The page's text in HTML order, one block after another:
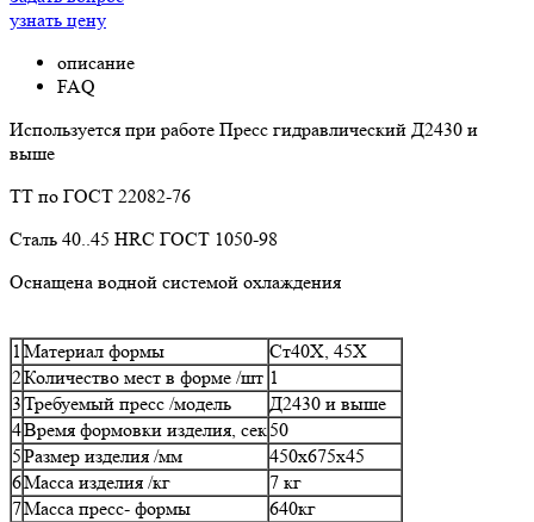
узнать цену
описание
FAQ
Используется при работе Пресс гидравлический Д2430 и
выше
ТТ по ГОСТ 22082-76
Сталь 40..45 HRC ГОСТ 1050-98
Оснащена водной системой охлаждения
1 Материал формы
Ст40Х, 45Х
2Количество мест в форме /шт 1
3Требуемый пресс /модель
Д2430 и выше
4Время формовки изделия, сек50
5Размер изделия /мм
450х675х45
6Масса изделия /кг
7 кг
7Масса пресс- формы 640кг